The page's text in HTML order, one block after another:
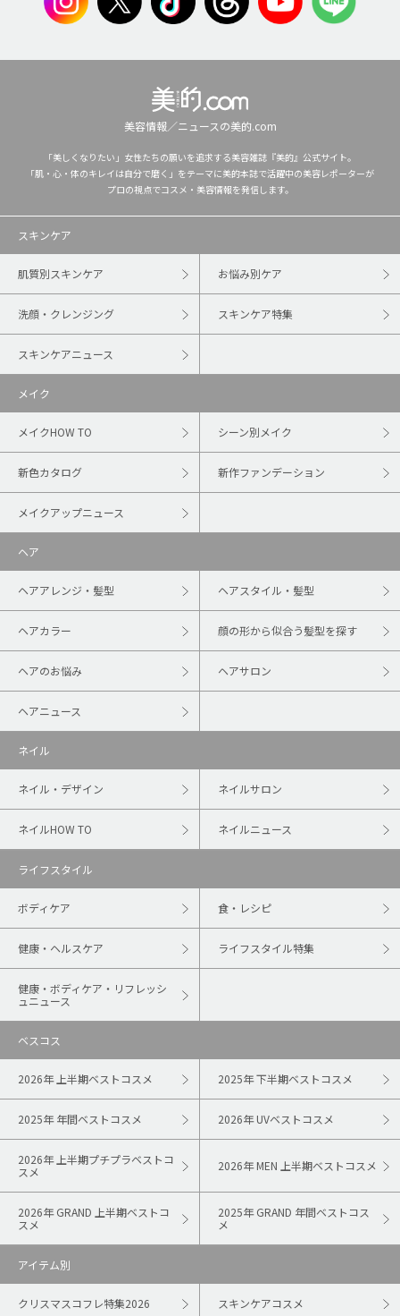
美容情報／ニュースの美的.com
「美しくなりたい」女性たちの願いを追求する美容雑誌『美的』公式サイト。
「肌・心・体のキレイは自分で磨く」をテーマに美的本誌で活躍中の美容レポーターが
プロの視点でコスメ・美容情報を発信します。
スキンケア
肌質別スキンケア お悩み別ケア
洗顔・クレンジング スキンケア特集
スキンケアニュース
メイク
メイクHOW TO シーン別メイク
新色カタログ 新作ファンデーション
メイクアップニュース
ヘア
ヘアアレンジ・髪型 ヘアスタイル・髪型
ヘアカラー 顔の形から似合う髪型を探す
ヘアのお悩み ヘアサロン
ヘアニュース
ネイル
ネイル・デザイン ネイルサロン
ネイルHOW TO ネイルニュース
ライフスタイル
ボディケア 食・レシピ
健康・ヘルスケア ライフスタイル特集
健康・ボディケア・リフレッシ
ュニュース
ベスコス
2026年 上半期ベストコスメ 2025年 下半期ベストコスメ
2025年 年間ベストコスメ 2026年 UVベストコスメ
2026年 上半期プチプラベストコ
スメ
2026年 MEN 上半期ベストコスメ
2026年 GRAND 上半期ベストコ
スメ
2025年 GRAND 年間ベストコス
メ
アイテム別
クリスマスコフレ特集2026 スキンケアコスメ